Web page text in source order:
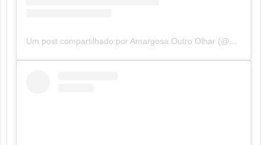
Um post compartilhado por Amargosa Outro Olhar (@amargosaoutroolhar)